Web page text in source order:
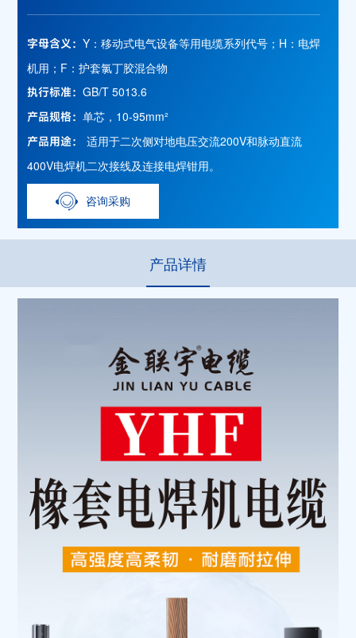
字母含义：Y：移动式电气设备等用电缆系列代号；H：电焊
机用；F：护套氯丁胶混合物
执行标准：GB/T 5013.6
产品规格：单芯，10-95mm²
产品用途：适用于二次侧对地电压交流200V和脉动直流
400V电焊机二次接线及连接电焊钳用。
咨询采购
产品详情